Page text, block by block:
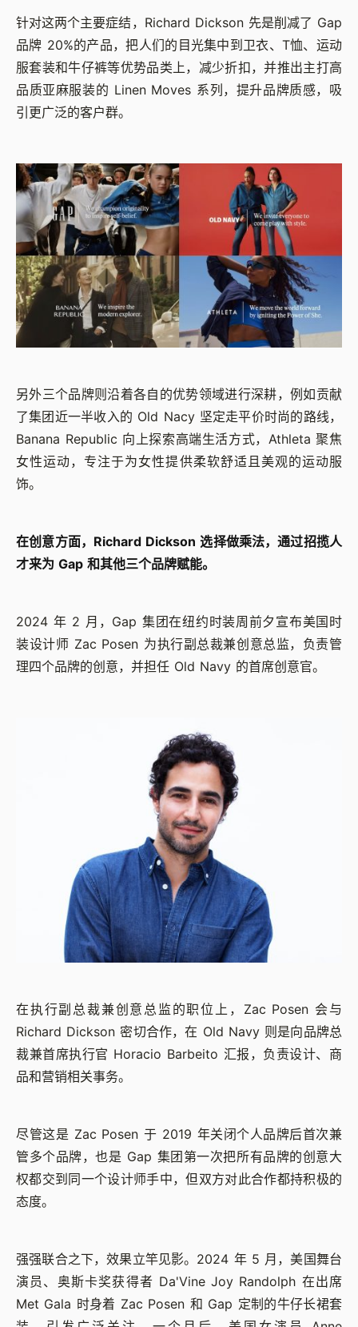
针对这两个主要症结，Richard Dickson 先是削减了 Gap
品牌 20%的产品，把人们的目光集中到卫衣、T恤、运动
服套装和牛仔裤等优势品类上，减少折扣，并推出主打高
品质亚麻服装的 Linen Moves 系列，提升品牌质感，吸
引更广泛的客户群。
另外三个品牌则沿着各自的优势领域进行深耕，例如贡献
了集团近一半收入的 Old Nacy 坚定走平价时尚的路线，
Banana Republic 向上探索高端生活方式，Athleta 聚焦
女性运动，专注于为女性提供柔软舒适且美观的运动服
饰。
在创意方面，Richard Dickson 选择做乘法，通过招揽人
才来为 Gap 和其他三个品牌赋能。
2024 年 2 月，Gap 集团在纽约时装周前夕宣布美国时
装设计师 Zac Posen 为执行副总裁兼创意总监，负责管
理四个品牌的创意，并担任 Old Navy 的首席创意官。
在执行副总裁兼创意总监的职位上，Zac Posen 会与
Richard Dickson 密切合作，在 Old Navy 则是向品牌总
裁兼首席执行官 Horacio Barbeito 汇报，负责设计、商
品和营销相关事务。
尽管这是 Zac Posen 于 2019 年关闭个人品牌后首次兼
管多个品牌，也是 Gap 集团第一次把所有品牌的创意大
权都交到同一个设计师手中，但双方对此合作都持积极的
态度。
强强联合之下，效果立竿见影。2024 年 5 月，美国舞台
演员、奥斯卡奖获得者 Da'Vine Joy Randolph 在出席
Met Gala 时身着 Zac Posen 和 Gap 定制的牛仔长裙套